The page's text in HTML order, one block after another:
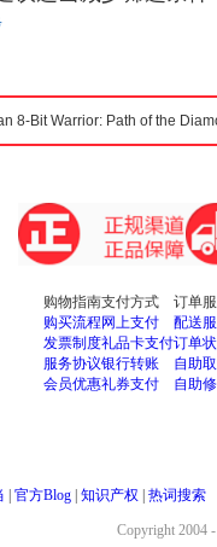
购物指南
购买流程
发票制度
服务协议
会员优惠
支付方式
网上支付
礼品卡支付
银行转账
礼券支付
订单
配送
订单
自助
自助
官方Blog 知识产权 热词搜索
Copyright 2004